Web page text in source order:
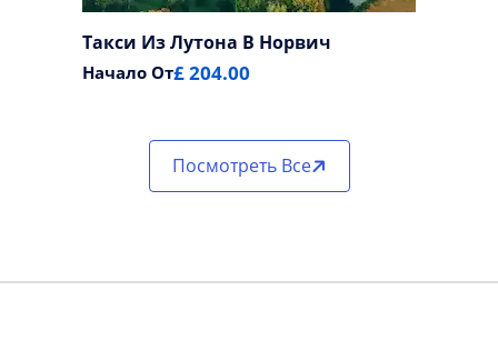
Такси Из Лутона В Норвич
Начало От£ 204.00
Посмотреть Все